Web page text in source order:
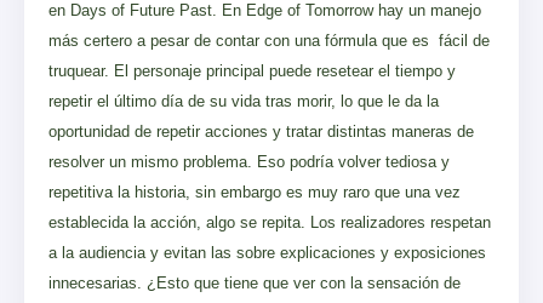
en Days of Future Past. En Edge of Tomorrow hay un manejo
más certero a pesar de contar con una fórmula que es fácil de
truquear. El personaje principal puede resetear el tiempo y
repetir el último día de su vida tras morir, lo que le da la
oportunidad de repetir acciones y tratar distintas maneras de
resolver un mismo problema. Eso podría volver tediosa y
repetitiva la historia, sin embargo es muy raro que una vez
establecida la acción, algo se repita. Los realizadores respetan
a la audiencia y evitan las sobre explicaciones y exposiciones
innecesarias. ¿Esto que tiene que ver con la sensación de